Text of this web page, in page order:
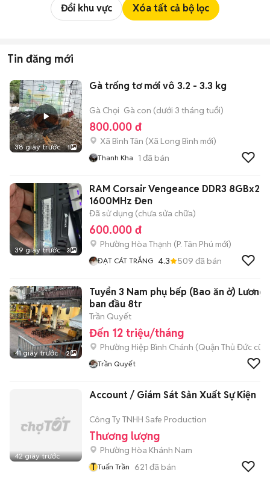
Đổi khu vực Xóa tất cả bộ lọc
Tin đăng mới
38 giây trước 1
Gà trống tơ mới vô 3.2 - 3.3 kg
Gà Chọi Gà con (dưới 3 tháng tuổi)
800.000 đ
Xã Bình Tân (Xã Long Bình mới)
Thanh Kha 1 đã bán
39 giây trước 3
RAM Corsair Vengeance DDR3 8GBx2
1600MHz Đen
Đã sử dụng (chưa sửa chữa)
600.000 đ
Phường Hòa Thạnh (P. Tân Phú mới)
ĐẠT CÁT TRẮNG 4.3 509 đã bán
41 giây trước 2
Tuyển 3 Nam phụ bếp (Bao ăn ở) Lương
ban đầu 8tr
Trần Quyết
Đến 12 triệu/tháng
Phường Hiệp Bình Chánh (Quận Thủ Đức cũ)
Trần Quyết
42 giây trước
Account / Giám Sát Sản Xuất Sự Kiện
Công Ty TNHH Safe Production
Thương lượng
Phường Hòa Khánh Nam
T Tuấn Trần 621 đã bán